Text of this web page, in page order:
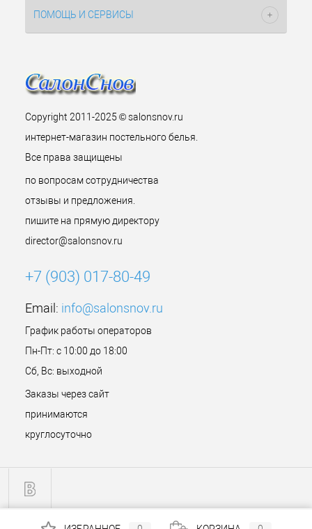
ПОМОЩЬ И СЕРВИСЫ
Copyright 2011-2025 © salonsnov.ru
интернет-магазин постельного белья.
Все права защищены
по вопросам сотрудничества
отзывы и предложения.
пишите на прямую директору
director@salonsnov.ru
+7 (903) 017-80-49
Email: info@salonsnov.ru
График работы операторов
Пн-Пт: с 10:00 до 18:00
Сб, Вс: выходной
Заказы через сайт
принимаются
круглосуточно